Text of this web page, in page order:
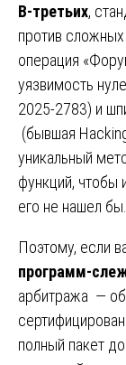
В-третьих,
против
операция
уязвимость
2025-2783) и
(бывшая
уникальный
функций, чтобы
его не нашел бы.
Поэтому, если
программ-
арбитража —
полный пакет